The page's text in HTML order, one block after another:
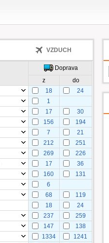
VZDUCH
Doprava
z
do
18
24
1
17
30
156
194
7
21
212
251
269
226
17
36
160
131
6
68
119
18
24
237
259
147
138
1334
1241